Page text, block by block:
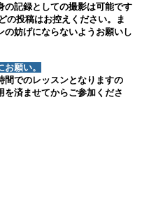
の記録としての撮影は可能です
の投稿はお控えください。ま
の妨げにならないようお願いし
お願い。
間でのレッスンとなりますの
を済ませてからご参加くださ